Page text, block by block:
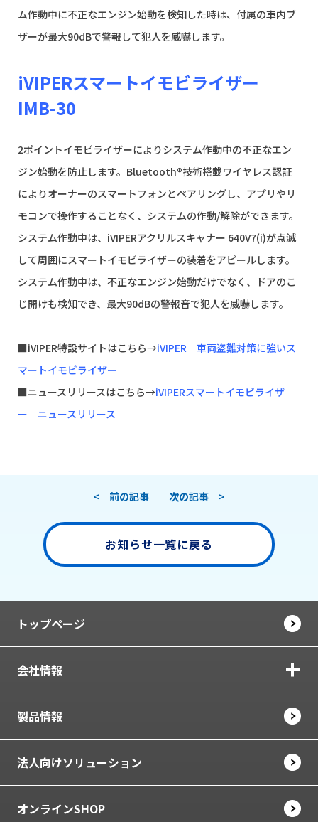
ム作動中に不正なエンジン始動を検知した時は、付属の車内ブ
ザーが最大90dBで警報して犯人を威嚇します。
iVIPERスマートイモビライザー
IMB-30
2ポイントイモビライザーによりシステム作動中の不正なエン
ジン始動を防止します。Bluetooth®技術搭載ワイヤレス認証
によりオーナーのスマートフォンとペアリングし、アプリやリ
モコンで操作することなく、システムの作動/解除ができます。
システム作動中は、iVIPERアクリルスキャナー 640V7(i)が点滅
して周囲にスマートイモビライザーの装着をアピールします。
システム作動中は、不正なエンジン始動だけでなく、ドアのこ
じ開けも検知でき、最大90dBの警報音で犯人を威嚇します。
■iVIPER特設サイトはこちら→iVIPER｜車両盗難対策に強いス
マートイモビライザー
■ニュースリリースはこちら→iVIPERスマートイモビライザ
ー ニュースリリース
< 前の記事 次の記事 >
お知らせ一覧に戻る
トップページ
会社情報
製品情報
法人向けソリューション
オンラインSHOP